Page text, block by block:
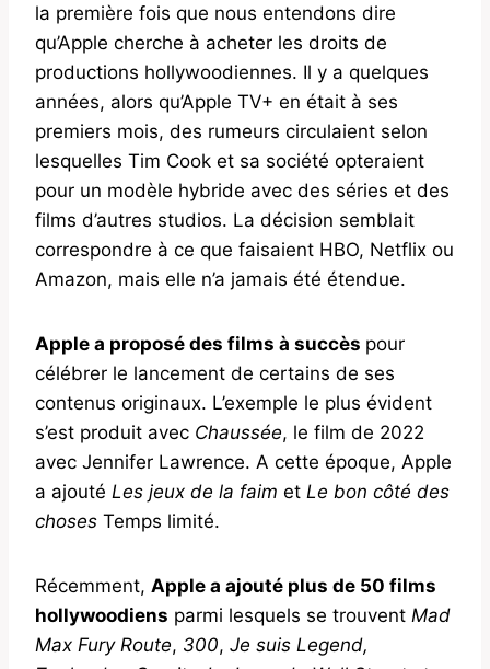
la première fois que nous entendons dire
qu’Apple cherche à acheter les droits de
productions hollywoodiennes. Il y a quelques
années, alors qu’Apple TV+ en était à ses
premiers mois, des rumeurs circulaient selon
lesquelles Tim Cook et sa société opteraient
pour un modèle hybride avec des séries et des
films d’autres studios. La décision semblait
correspondre à ce que faisaient HBO, Netflix ou
Amazon, mais elle n’a jamais été étendue.
Apple a proposé des films à succès pour
célébrer le lancement de certains de ses
contenus originaux. L’exemple le plus évident
s’est produit avec Chaussée, le film de 2022
avec Jennifer Lawrence. A cette époque, Apple
a ajouté Les jeux de la faim et Le bon côté des
choses Temps limité.
Récemment, Apple a ajouté plus de 50 films
hollywoodiens parmi lesquels se trouvent Mad
Max Fury Route, 300, Je suis Legend,